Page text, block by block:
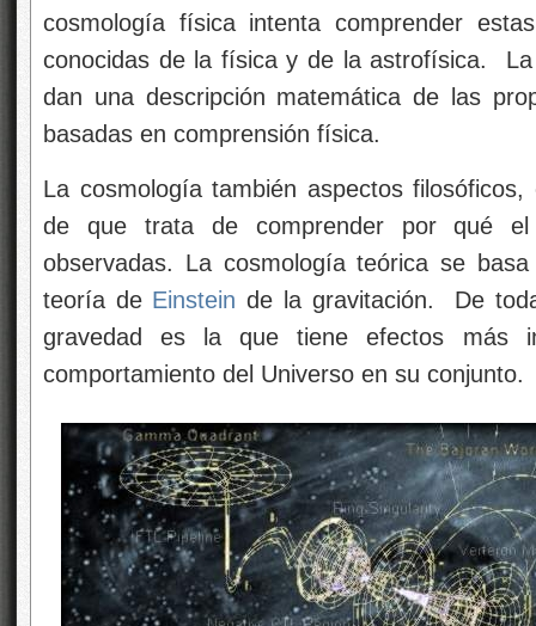
cosmología física intenta comprender
conocidas de la física y de la astrofísica.
dan una descripción matemática de las
basadas en comprensión física.
La cosmología también aspectos
de que trata de comprender por qué el
observadas. La cosmología teórica se
teoría de Einstein de la gravitación. De
gravedad es la que tiene efectos más
comportamiento del Universo en su conjunto.